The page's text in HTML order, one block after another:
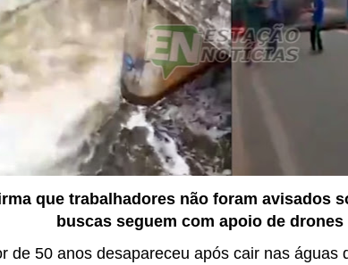
que trabalhadores não foram avisados
buscas seguem com apoio de drones
de 50 anos desapareceu após cair nas águas